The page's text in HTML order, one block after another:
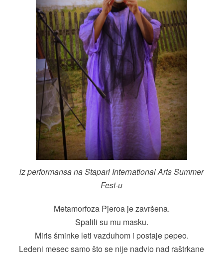
iz performansa na Stapari International Arts Summer
Fest-u
Metamorfoza Pjeroa je završena.
Spalili su mu masku.
Miris šminke leti vazduhom i postaje pepeo.
Ledeni mesec samo što se nije nadvio nad raštrkane